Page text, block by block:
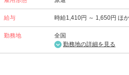
給与 時給1,410円 ～ 1,650円 ほか
勤務地
全国
勤務地の詳細を見る